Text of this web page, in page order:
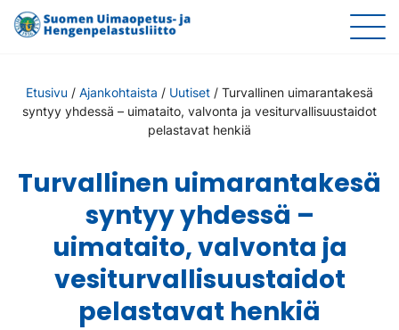
Etusivu / Ajankohtaista / Uutiset / Turvallinen uimarantakesä
syntyy yhdessä – uimataito, valvonta ja vesiturvallisuustaidot
pelastavat henkiä
Turvallinen uimarantakesä
syntyy yhdessä –
uimataito, valvonta ja
vesiturvallisuustaidot
pelastavat henkiä